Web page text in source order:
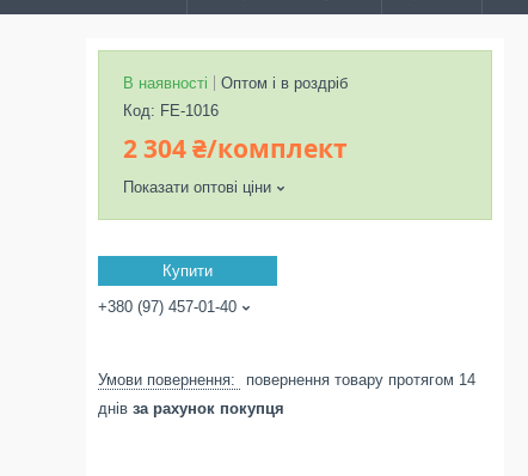
В наявності
Оптом і в роздріб
Код: FE-1016
2 304 ₴/комплект
Показати оптові ціни
Купити
+380 (97) 457-01-40
повернення товару протягом 14
днів за рахунок покупця